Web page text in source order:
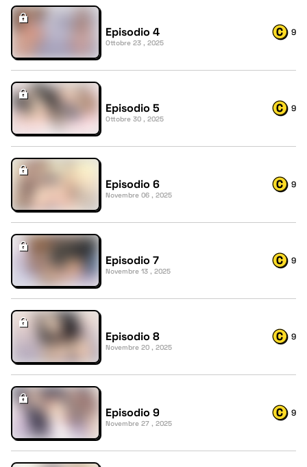
Episodio 4
Ottobre 23 , 2025
9
Episodio 5
Ottobre 30 , 2025
9
Episodio 6
Novembre 06 , 2025
9
Episodio 7
Novembre 13 , 2025
9
Episodio 8
Novembre 20 , 2025
9
Episodio 9
Novembre 27 , 2025
9